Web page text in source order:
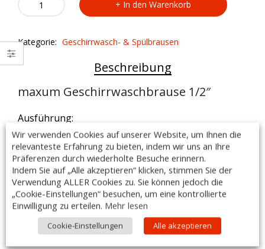
Geschirrwaschbrause
AR10
In den Warenkorb
Kategorie: Geschirrwasch- & Spülbrausen
Beschreibung
maxum Geschirrwaschbrause 1/2″
Ausführung:
– schwere Ausführung, komplett aus Edelstahl
– Armaturenkörper, Standrohr, Standrohrhalter,
Brauseeinhängehaken,
– Federhalter, Tragfeder, Gelenkadapter komplett aus
poliertem Edelstahl
– eigensicher gegen Rückfluss und Zirkulation durch
– DVGW-zugelassene Rückflussverhinderer
– Hochdruck-Edelstahlschlauch L 1050 mm
– rückschlagfreie Selbstschlussbrause mit Handgriff
Wir verwenden Cookies auf unserer Website, um Ihnen die
relevanteste Erfahrung zu bieten, indem wir uns an Ihre
Präferenzen durch wiederholte Besuche erinnern.
Indem Sie auf „Alle akzeptieren“ klicken, stimmen Sie der
Verwendung ALLER Cookies zu. Sie können jedoch die
„Cookie-Einstellungen“ besuchen, um eine kontrollierte
Einwilligung zu erteilen. Mehr lesen
Cookie-Einstellungen Alle akzeptieren